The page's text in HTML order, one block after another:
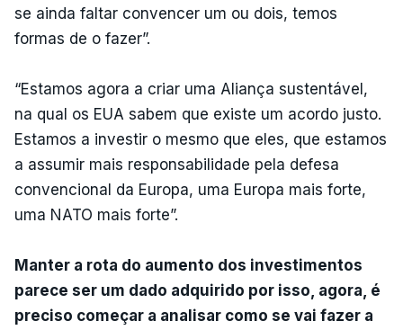
se ainda faltar convencer um ou dois, temos
formas de o fazer”.
“Estamos agora a criar uma Aliança sustentável,
na qual os EUA sabem que existe um acordo justo.
Estamos a investir o mesmo que eles, que estamos
a assumir mais responsabilidade pela defesa
convencional da Europa, uma Europa mais forte,
uma NATO mais forte”.
Manter a rota do aumento dos investimentos
parece ser um dado adquirido por isso, agora, é
preciso começar a analisar como se vai fazer a